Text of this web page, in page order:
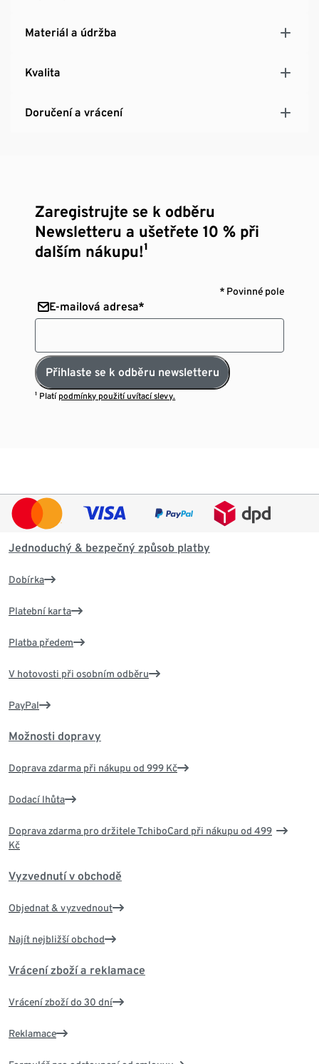
Materiál a údržba
Kvalita
Doručení a vrácení
Zaregistrujte se k odběru
Newsletteru a ušetřete 10 % při
dalším nákupu!¹
* Povinné pole
E-mailová adresa*
Přihlaste se k odběru newsletteru
¹ Platí podmínky použití uvítací slevy.
Jednoduchý & bezpečný způsob platby
Dobírka
Platební karta
Platba předem
V hotovosti při osobním odběru
PayPal
Možnosti dopravy
Doprava zdarma při nákupu od 999 Kč
Dodací lhůta
Doprava zdarma pro držitele TchiboCard při nákupu od 499
Kč
Vyzvednutí v obchodě
Objednat & vyzvednout
Najít nejbližší obchod
Vrácení zboží a reklamace
Vrácení zboží do 30 dní
Reklamace